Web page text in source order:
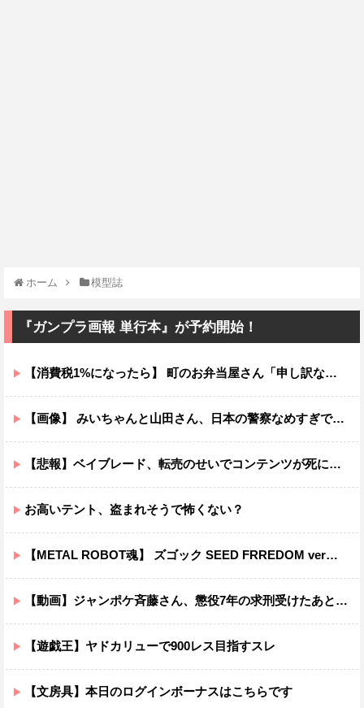
ホーム 模型誌
『ガンプラ画報 単行本』が予約開始！
【消費税1%になったら】 町のお弁当屋さん「申し訳ないがその分商品代を値上げして店頭価格を変えない」
【画像】 みいちゃんと山田さん、日本の警察なめすぎで炎上ｗｗｗｗwｗｗｗｗｗｗｗｗｗ
【悲報】ベイブレード、転売のせいでコンテンツが死にそうだと話題に
お高いテント、盗まれそうで怖くない？
【METAL ROBOT魂】 ズゴック SEED FRREDOM ver明日予約開始！！キャバリアーとあわせて４万か…
【動画】ジャンポケ斉藤さん、懲役7年の求刑受けたあとのTikTokライブ配信がヤバすぎると話題にwwwwwwwwwwwwwwwwwwww
【遊戯王】ヤドカリューで900レス目指すスレ
【文房具】本日のログインボーナスはこちらです